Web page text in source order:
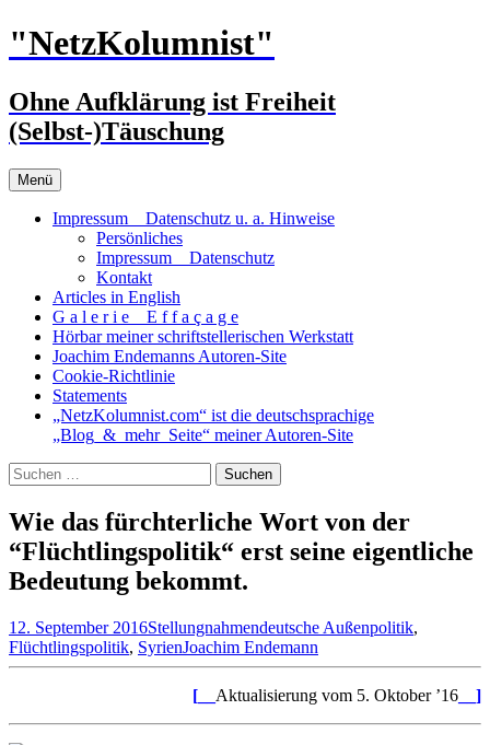
Zum
Inhalt
"NetzKolumnist"
Ohne Aufklärung ist Freiheit
(Selbst-)Täuschung
Menü
Impressum _ Datenschutz u. a. Hinweise
Persönliches
Impressum _ Datenschutz
Kontakt
Articles in English
G a l e r i e _ E f f a ç a g e
Hörbar meiner schriftstellerischen Werkstatt
Joachim Endemanns Autoren-Site
Cookie-Richtlinie
Statements
„NetzKolumnist.com“ ist die deutschsprachige
„Blog_&_mehr_Seite“ meiner Autoren-Site
Suchen
nach:
Wie das fürchterliche Wort von der
“Flüchtlingspolitik“ erst seine eigentliche
Bedeutung bekommt.
12. September 2016Stellungnahmendeutsche Außenpolitik,
Flüchtlingspolitik, SyrienJoachim Endemann
[__ Aktualisierung vom 5. Oktober ’16 __]